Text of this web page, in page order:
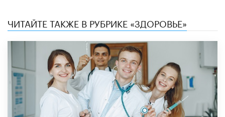
ЧИТАЙТЕ ТАКЖЕ В РУБРИКЕ «ЗДОРОВЬЕ»